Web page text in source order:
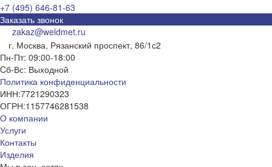
+7 (495) 646-81-63
Заказать звонок
zakaz@weldmet.ru
г. Москва, Рязанский проспект, 86/1с2
Пн-Пт: 09:00-18:00
Cб-Вс: Выходной
Политика конфиденциальности
ИНН:7721290323
ОГРН:1157746281538
О компании
Услуги
Контакты
Изделия